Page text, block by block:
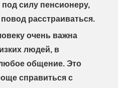
под силу пенсионеру,
расстраиваться.
очень важна
людей, в
общение. Это
справиться с